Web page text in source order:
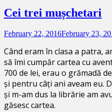
Cei trei mușchetari
February 22, 2016February 23,
Când eram în clasa a patra,
să îmi cumpăr cartea cu
700 de lei, erau o grămadă
și pentru câți ani aveam eu.
și m-am dus la librărie am
găsesc cartea.